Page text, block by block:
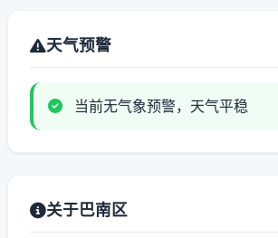
天气预警
当前无气象预警，天气平稳
关于巴南区